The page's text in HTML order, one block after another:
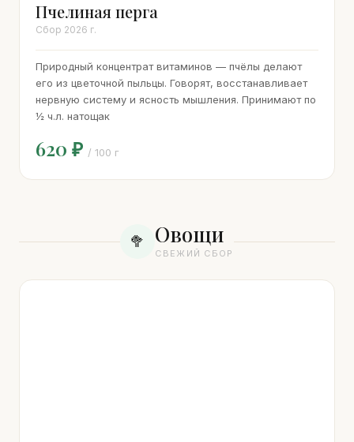
Пчелиная перга
Сбор 2026 г.
Природный концентрат витаминов — пчёлы делают
его из цветочной пыльцы. Говорят, восстанавливает
нервную систему и ясность мышления. Принимают по
½ ч.л. натощак
620 ₽ / 100 г
🥦 Овощи
СВЕЖИЙ СБОР